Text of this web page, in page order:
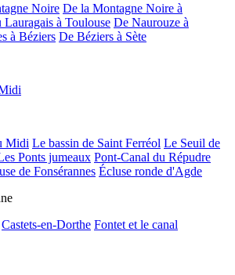
Noire De la Montagne Noire à
à Toulouse De Naurouze à
à Béziers De Béziers à Sète
Midi Le bassin de Saint Ferréol Le Seuil de
Ponts jumeaux Pont-Canal du Répudre
de Fonsérannes Écluse ronde d'Agde
Castets-en-Dorthe Fontet et le canal